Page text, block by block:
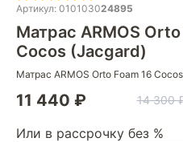
Артикул: 010103024895
Матрас ARMOS Orto
Cocos (Jacgard)
Матрас ARMOS Orto Foam 16
11 440 ₽ 14 300
Или в рассрочку без %